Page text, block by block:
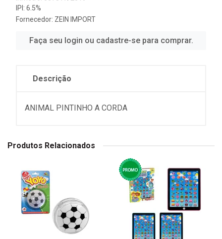
IPI: 6.5%
Fornecedor: ZEIN IMPORT
Faça seu login ou cadastre-se para comprar.
Descrição
ANIMAL PINTINHO A CORDA
Produtos Relacionados